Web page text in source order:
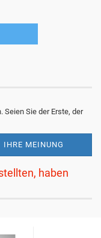
Seien Sie der Erste, der
IHRE MEINUNG
haben